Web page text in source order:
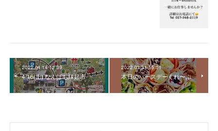
2022.04.14 12:39
4/16(土) なんぱち縁起市
2022.03.31 15:01
本日のバースデーくれ〜ぷ